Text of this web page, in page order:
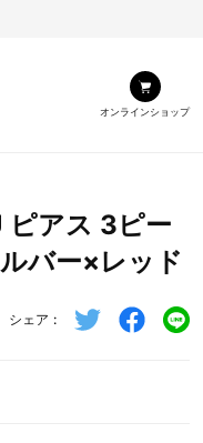
オンラインショップ
ピアス 3ピー
バー×レッド
シェア